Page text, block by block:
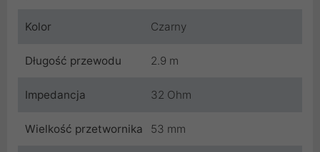
Kolor Czarny
Długość przewodu 2.9 m
Impedancja 32 Ohm
Wielkość przetwornika 53 mm